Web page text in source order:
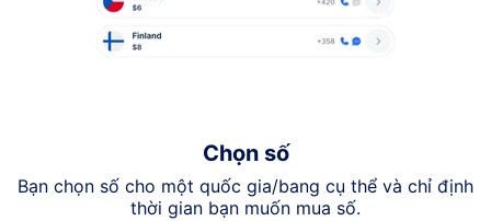
Chọn số
Bạn chọn số cho một quốc gia/bang cụ thể và chỉ định
thời gian bạn muốn mua số.